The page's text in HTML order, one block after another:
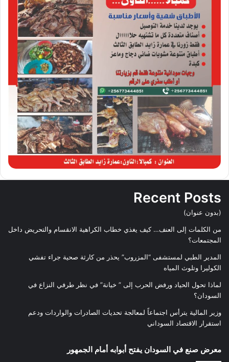
Recent Posts
(بدون عنوان)
من الكلمات إلى العنف… كيف يغذي خطاب الكراهية الانقسام والتحريض داخل
المجتمعات؟
المدير الطبي لمستشفى “المزروب” يحذر من كارثة صحية جراء تفشي
الكوليرا وتلوث المياه
لماذا تحول الحياد ورفض الحرب إلى ” خيانة” في نظر طرفي النزاع في
السودان؟
وزير المالية يترأس اجتماعاً لمعالجة تحديات الصادرات والواردات ودعم
استقرار الاقتصاد السوداني
معرض صنع في السودان يفتح أبوابه أمام الجمهور